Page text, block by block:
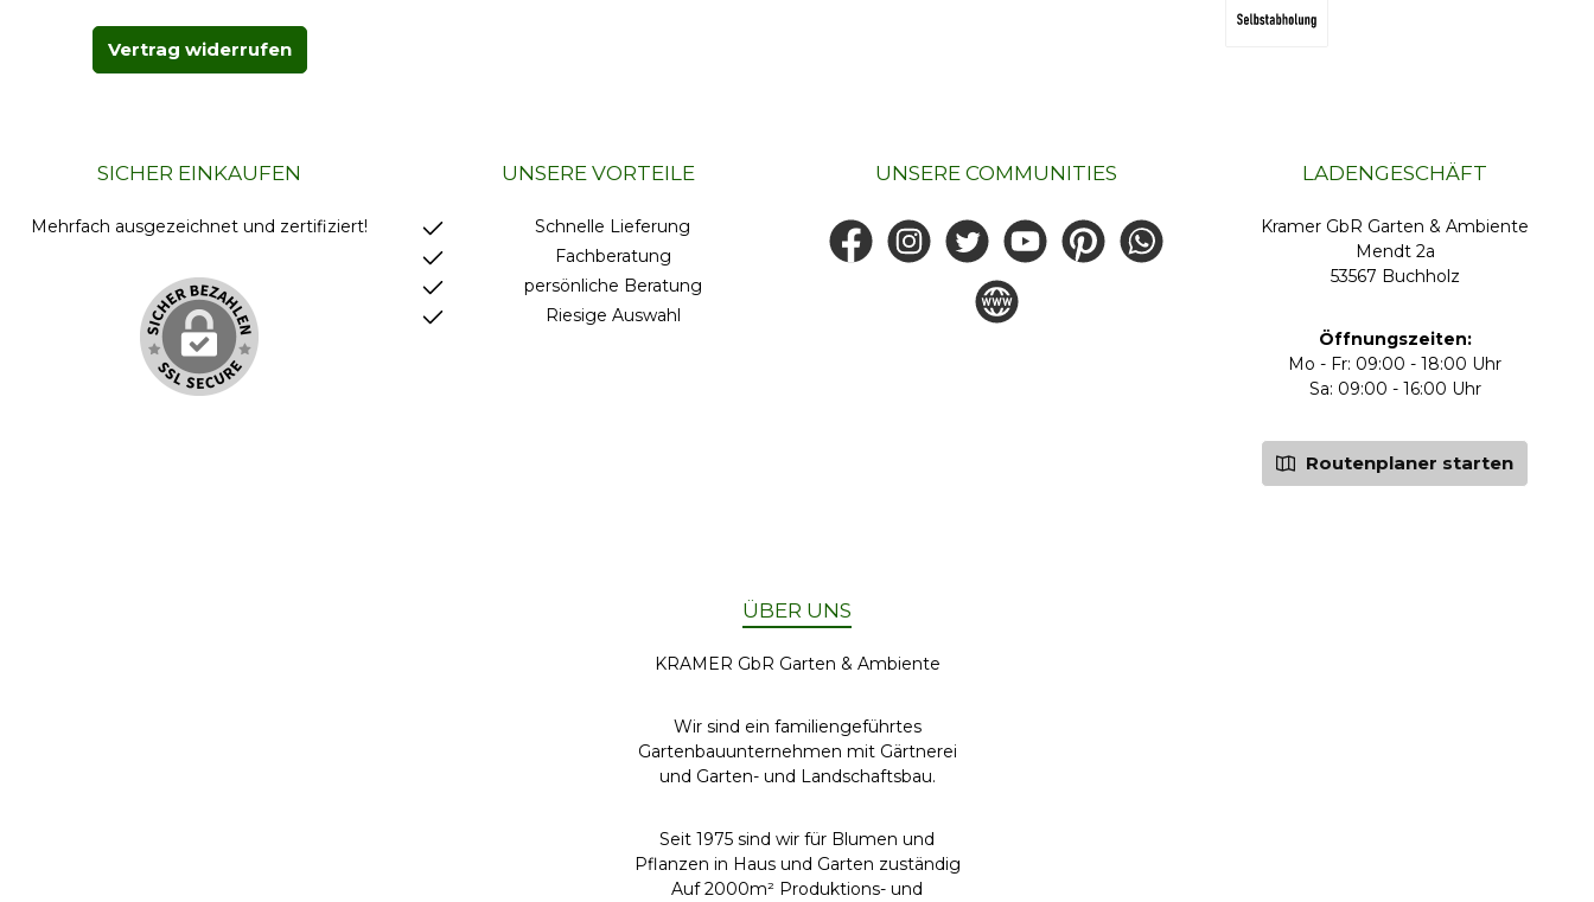
Vertrag widerrufen
SICHER EINKAUFEN
Mehrfach ausgezeichnet und zertifiziert!
UNSERE VORTEILE
Schnelle Lieferung
Fachberatung
persönliche Beratung
Riesige Auswahl
UNSERE COMMUNITIES
FacebookInstagramTwitter YouTubePinterest026836654
www.staketenzaun.biz
LADENGESCHÄFT
Kramer GbR Garten & Ambiente
Mendt 2a
53567 Buchholz
Öffnungszeiten:
Mo - Fr: 09:00 - 18:00 Uhr
Sa: 09:00 - 16:00 Uhr
Routenplaner starten
ÜBER UNS
KRAMER GbR Garten & Ambiente
Wir sind ein familiengeführtes
Gartenbauunternehmen mit Gärtnerei
und Garten- und Landschaftsbau.
Seit 1975 sind wir für Blumen und
Pflanzen in Haus und Garten zuständig
Auf 2000m² Produktions- und